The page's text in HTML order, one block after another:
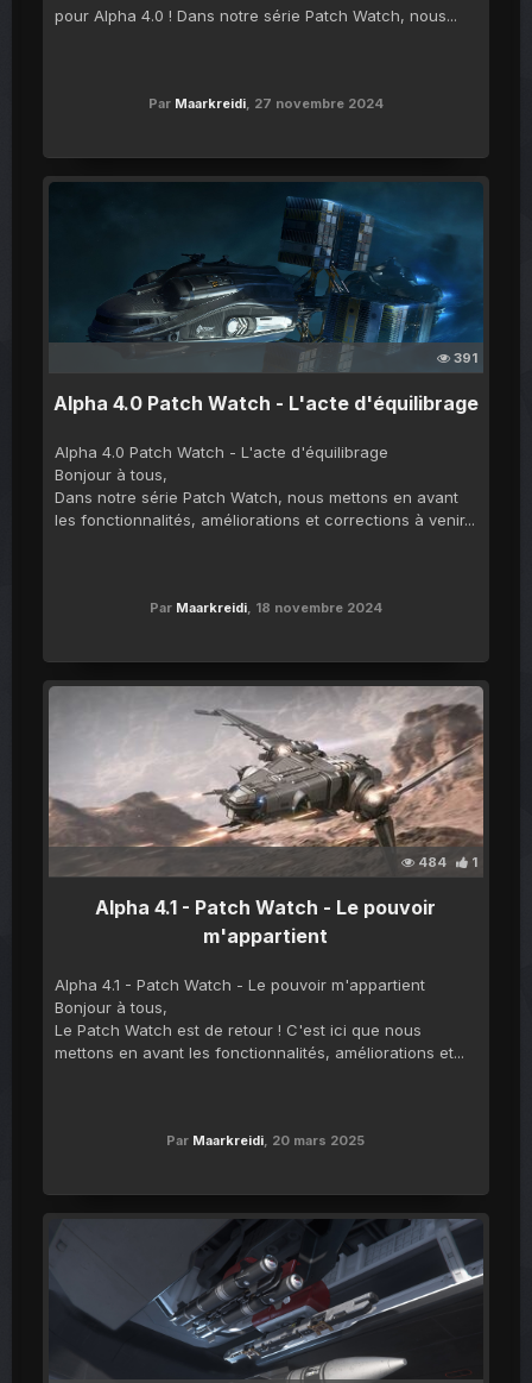
pour Alpha 4.0 ! Dans notre série Patch Watch, nous...
Par Maarkreidi, 27 novembre 2024
391
Alpha 4.0 Patch Watch - L'acte d'équilibrage
Alpha 4.0 Patch Watch - L'acte d'équilibrage
Bonjour à tous,
Dans notre série Patch Watch, nous mettons en avant
les fonctionnalités, améliorations et corrections à venir...
Par Maarkreidi, 18 novembre 2024
484 1
Alpha 4.1 - Patch Watch - Le pouvoir
m'appartient
Alpha 4.1 - Patch Watch - Le pouvoir m'appartient
Bonjour à tous,
Le Patch Watch est de retour ! C'est ici que nous
mettons en avant les fonctionnalités, améliorations et...
Par Maarkreidi, 20 mars 2025